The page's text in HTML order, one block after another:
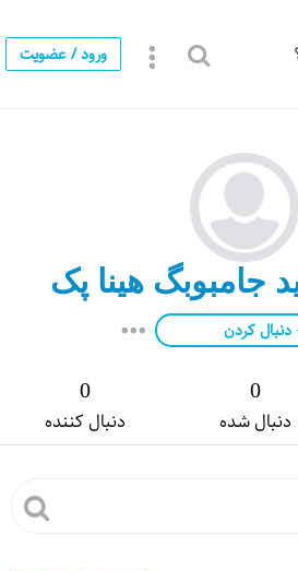
ورود / عضویت
جامبوبگ هینا پک
دنبال کردن
0
دنبال شده
0
دنبال کننده